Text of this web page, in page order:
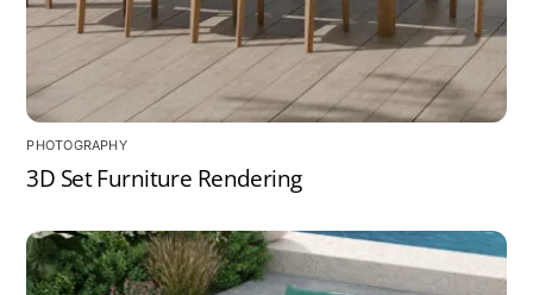
PHOTOGRAPHY
3D Set Furniture Rendering